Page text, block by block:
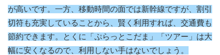
が高いです。一方、移動時間の面では新幹線ですが 、割引
切符も充実していることから、賢く利用すれば、交通費も
節約できます。とくに「ぷらっとこだま」「ツアー」は大
幅に安くなるので 、利用しない手はないでしょう。